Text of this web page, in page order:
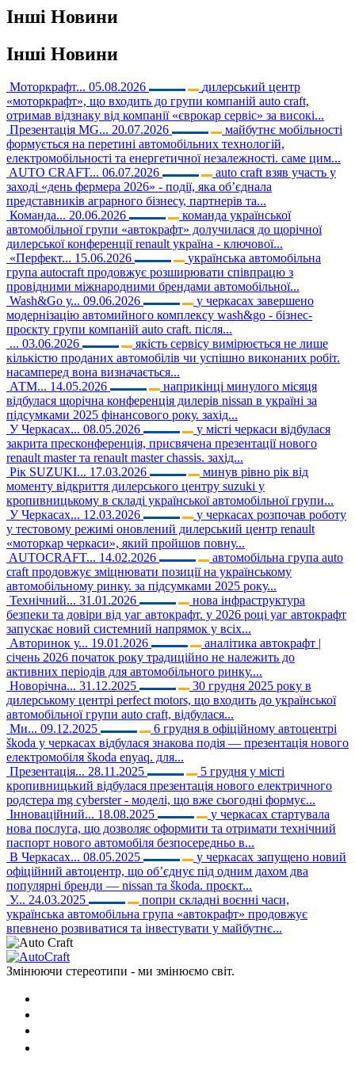
Інші Новини
Інші Новини
Моторкрафт... 05.08.2026
дилерський центр
«моторкрафт», що входить до групи компаній auto craft,
отримав відзнаку від компанії «єврокар сервіс» за високі...
Презентація MG... 20.07.2026
майбутнє мобільності
формується на перетині автомобільних технологій,
електромобільності та енергетичної незалежності. саме цим...
AUTO CRAFT... 06.07.2026
auto craft взяв участь у
заході «день фермера 2026» - події, яка об’єднала
представників аграрного бізнесу, партнерів та...
Команда... 20.06.2026
команда української
автомобільної групи «автокрафт» долучилася до щорічної
дилерської конференції renault україна - ключової...
«Перфект... 15.06.2026
українська автомобільна
група autocraft продовжує розширювати співпрацю з
провідними міжнародними брендами автомобільної...
Wash&Go у... 09.06.2026
у черкасах завершено
модернізацію автомийного комплексу wash&go - бізнес-
проєкту групи компаній auto craft. після...
... 03.06.2026
якість сервісу вимірюється не лише
кількістю проданих автомобілів чи успішно виконаних робіт.
насамперед вона визначається...
АТМ... 14.05.2026
наприкінці минулого місяця
відбулася щорічна конференція дилерів nissan в україні за
підсумками 2025 фінансового року. захід...
У Черкасах... 08.05.2026
у місті черкаси відбулася
закрита пресконференція, присвячена презентації нового
renault master та renault master chassis. захід...
Рік SUZUKI... 17.03.2026
минув рівно рік від
моменту відкриття дилерського центру suzuki у
кропивницькому в складі української автомобільної групи...
У Черкасах... 12.03.2026
у черкасах розпочав роботу
у тестовому режимі оновлений дилерський центр renault
«моторкар черкаси», який пройшов повну...
AUTOCRAFT... 14.02.2026
автомобільна група auto
craft продовжує зміцнювати позиції на українському
автомобільному ринку. за підсумками 2025 року...
Технічний... 31.01.2026
нова інфраструктура
безпеки та довіри від уаг автокрафт. у 2026 році уаг автокрафт
запускає новий системний напрямок у всіх...
Авторинок у... 19.01.2026
аналітика автокрафт |
січень 2026 початок року традиційно не належить до
активних періодів для автомобільного ринку....
Новорічна... 31.12.2025
30 грудня 2025 року в
дилерському центрі perfect motors, що входить до української
автомобільної групи auto craft, відбулася...
Ми... 09.12.2025
6 грудня в офіційному автоцентрі
škoda у черкасах відбулася знакова подія — презентація нового
електромобіля škoda enyaq. для...
Презентація... 28.11.2025
5 грудня у місті
кропивницький відбулася презентація нового електричного
родстера mg cyberster - моделі, що вже сьогодні формує...
Інноваційний... 18.08.2025
у черкасах стартувала
нова послуга, що дозволяє оформити та отримати технічний
паспорт нового автомобіля безпосередньо в...
В Черкасах... 08.05.2025
у черкасах запущено новий
офіційний автоцентр, що об’єднує під одним дахом два
популярні бренди — nissan та škoda. проєкт...
У... 24.03.2025
попри складні воєнні часи,
українська автомобільна група «автокрафт» продовжує
впевнено розвиватися та інвестувати у майбутнє...
Змінюючи стереотипи - ми змінюємо світ.